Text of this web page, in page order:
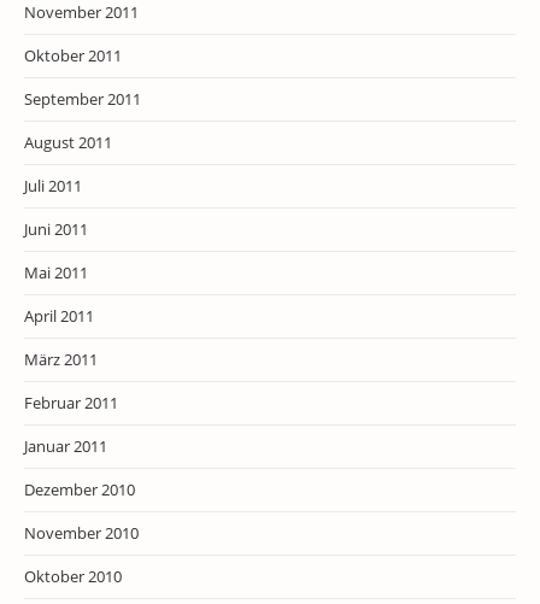
November 2011
Oktober 2011
September 2011
August 2011
Juli 2011
Juni 2011
Mai 2011
April 2011
März 2011
Februar 2011
Januar 2011
Dezember 2010
November 2010
Oktober 2010